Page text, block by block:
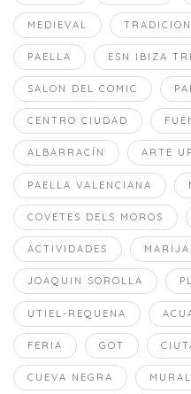
MEDIEVAL TRADICION
PAELLA ESN IBIZA
SALON DEL COMIC
CENTRO CIUDAD
ALBARRACÍN ARTE
PAELLA VALENCIANA
COVETES DELS MOROS
ACTIVIDADES
JOAQUIN SOROLLA
UTIEL-REQUENA
FERIA GOT
CUEVA NEGRA